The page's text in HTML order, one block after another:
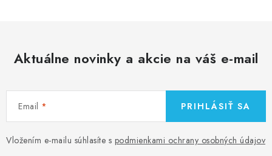
Aktuálne novinky a akcie na váš e-mail
Email
Vložením e-mailu súhlasíte s podmienkami ochrany osobných údajov
PRIHLÁSIŤ SA